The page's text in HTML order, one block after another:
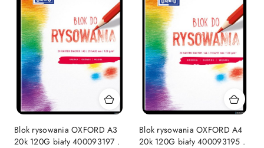
Blok rysowania OXFORD A3
20k 120G biały 400093197 .
Blok rysowania OXFORD A4
20k 120G biały 400093195 .